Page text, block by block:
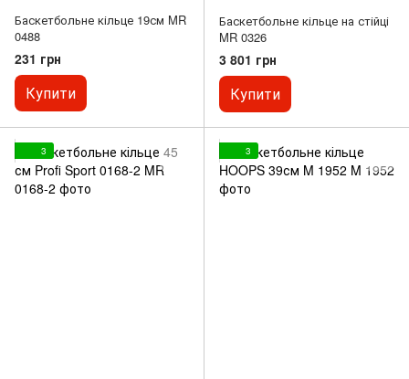
Баскетбольне кільце 19см MR
0488
231 грн
Купити
Баскетбольне кільце на стійці
MR 0326
3 801 грн
Купити
3 3